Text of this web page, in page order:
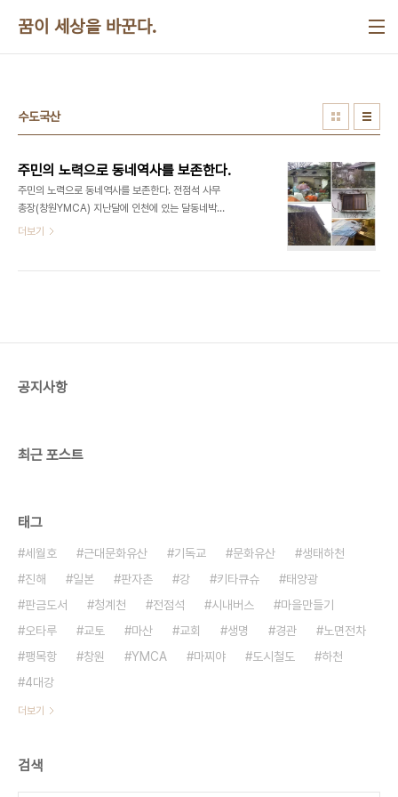
꿈이 세상을 바꾼다.
수도국산
주민의 노력으로 동네역사를 보존한다.
주민의 노력으로 동네역사를 보존한다. 전점석 사무
총장(창원YMCA) 지난달에 인천에 있는 달동네박물
관에 다녀왔다. 가파른 오르막을 올라가면서
이라고 불리는 이곳은 송현동이다. 개항기이후의 강
더보기
공지사항
최근 포스트
태그
세월호 근대문화유산 기독교 문화유산
생태하천
진해
일본 판자촌 강 키타큐슈
태양광
판금도서
청계천 전점석 시내버스
마을만들기
오타루
교토 마산 교회 생명 경관
노면전차
팽목항
창원 YMCA 마찌야 도시철도
하천
4대강
더보기
검색